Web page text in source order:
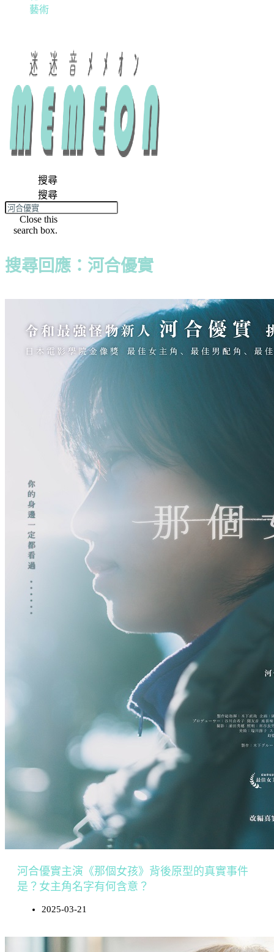
藝術
搜尋
搜尋
Close this
search box.
搜尋回應：河合優實
河合優實主演《那個女孩》背後原型的真實事件
是？女主角名字有何含意？
2025-03-21